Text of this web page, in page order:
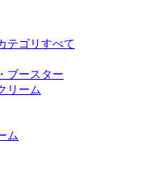
テゴリすべて
ブースター
リーム
ム